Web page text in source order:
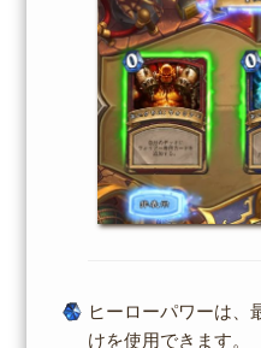
ヒーローパワーは、
けを使用できます。